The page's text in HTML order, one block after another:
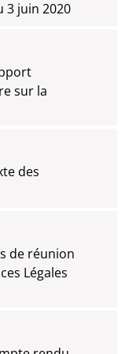
3 juin 2020
sur la
des
de réunion
Légales